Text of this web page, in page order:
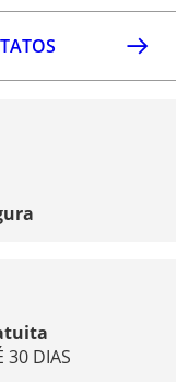
30 DIAS